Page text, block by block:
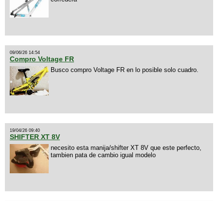
09/06/26 14:54
Compro Voltage FR
Busco compro Voltage FR en lo posible solo cuadro.
19/04/26 09:40
SHIFTER XT 8V
necesito esta manija/shifter XT 8V que este perfecto,
tambien pata de cambio igual modelo